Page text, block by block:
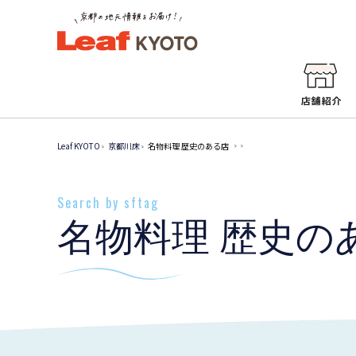
Leaf KYOTO 京都川床 名物料理 歴史のある店
Search by sftag
名物料理 歴史の